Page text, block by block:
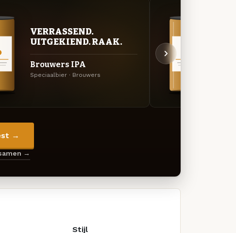
VERRASSEND.
UITGEKIEND. RAAK.
Brouwers IPA
Speciaalbier · Brouwers
→
→
Stijl